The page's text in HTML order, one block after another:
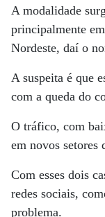
A modalidade
principalmente
Nordeste, daí o
A suspeita é que
com a queda do
O tráfico, com
em novos setores
Com esses dois
redes sociais,
problema.